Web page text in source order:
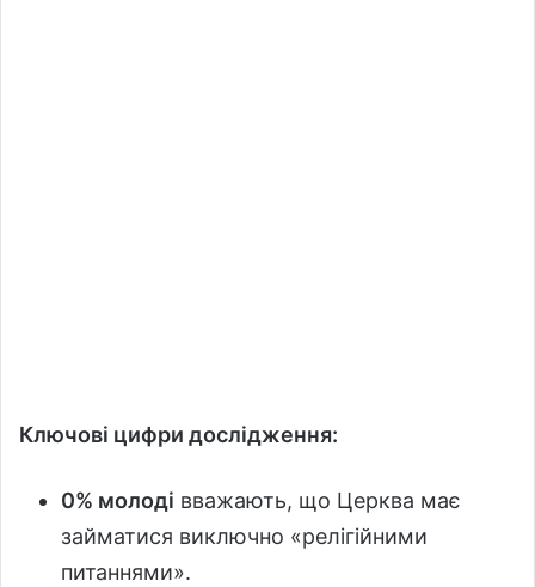
Ключові цифри дослідження:
0% молоді вважають, що Церква має
займатися виключно «релігійними
питаннями».